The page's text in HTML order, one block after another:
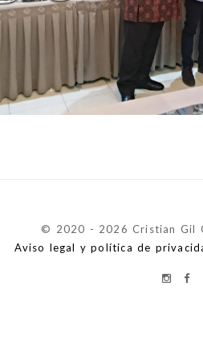
© 2020 - 2026 Cristian Gil
Aviso legal y política de